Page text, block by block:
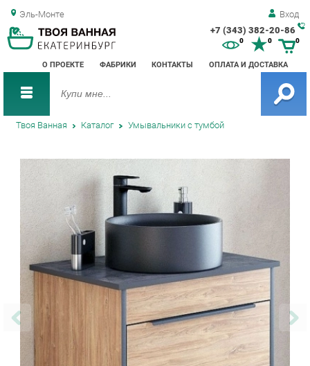
Эль-Монте Вход
+7 (343) 382-20-86
О ПРОЕКТЕ ФАБРИКИ КОНТАКТЫ ОПЛАТА И ДОСТАВКА
0 0
Твоя Ванная Каталог Умывальники с тумбой